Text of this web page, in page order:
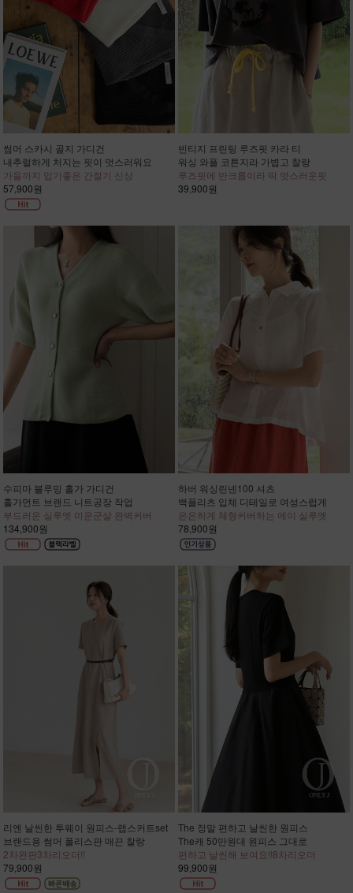
썸머 스카시 골지 가디건
내추럴하게 처지는 핏이 멋스러워요
가을까지 입기좋은 간절기 신상
57,900원
빈티지 프린팅 루즈핏 카라 티
워싱 와플 코튼지라 가볍고 찰랑
루즈핏에 반크롭이라 딱 멋스러운핏
39,900원
수피마 블루밍 홀가 가디건
홀가먼트 브랜드 니트공장 작업
부드러운 실루엣 미운군살 완벽커버
134,900원
하버 워싱린넨100 셔츠
백플리츠 입체 디테일로 여성스럽게
은은하게 체형커버하는 에이 실루엣
78,900원
리엔 날씬한 투웨이 원피스-랩스커트set
브랜드용 썸머 폴리스판 매끈 찰랑
2차완판3차리오더!!
79,900원
The 정말 편하고 날씬한 원피스
The캐 50만원대 원피스 그대로
편하고 날씬해 보여요!!8차리오더
99,900원